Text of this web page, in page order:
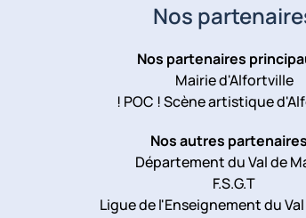
Nos
Nos partenaires
Mairie d'Alfortville
! POC ! Scène artistique
Nos autres partenaires
Département du Val de
F.S.G.T
Ligue de l'Enseignement du